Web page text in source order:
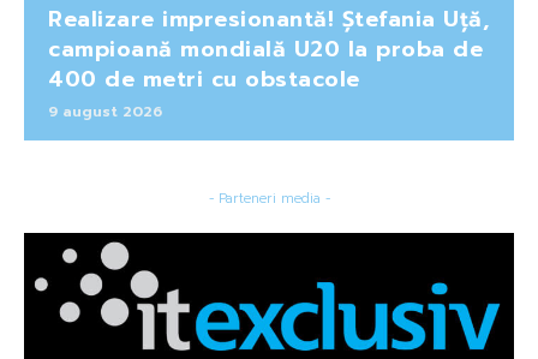
Realizare impresionantă! Ștefania Uță,
campioană mondială U20 la proba de
400 de metri cu obstacole
9 august 2026
- Parteneri media -